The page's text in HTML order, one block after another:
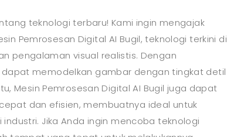
teknologi terbaru! Kami ingin mengajak
Pemrosesan Digital AI Bugil, teknologi terkini di
pengalaman visual realistis. Dengan
dapat memodelkan gambar dengan tingkat detil
Mesin Pemrosesan Digital AI Bugil juga dapat
dan efisien, membuatnya ideal untuk
Jika Anda ingin mencoba teknologi